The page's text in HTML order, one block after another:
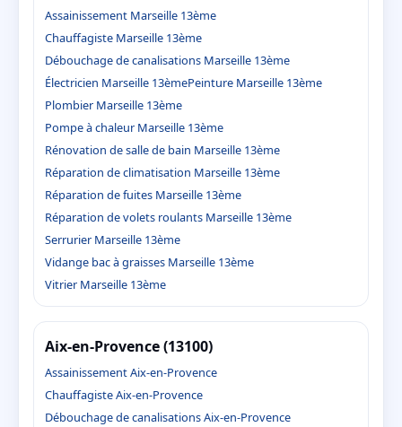
Assainissement Marseille 13ème
Chauffagiste Marseille 13ème
Débouchage de canalisations Marseille 13ème
Électricien Marseille 13èmePeinture Marseille 13ème
Plombier Marseille 13ème
Pompe à chaleur Marseille 13ème
Rénovation de salle de bain Marseille 13ème
Réparation de climatisation Marseille 13ème
Réparation de fuites Marseille 13ème
Réparation de volets roulants Marseille 13ème
Serrurier Marseille 13ème
Vidange bac à graisses Marseille 13ème
Vitrier Marseille 13ème
Aix-en-Provence (13100)
Assainissement Aix-en-Provence
Chauffagiste Aix-en-Provence
Débouchage de canalisations Aix-en-Provence